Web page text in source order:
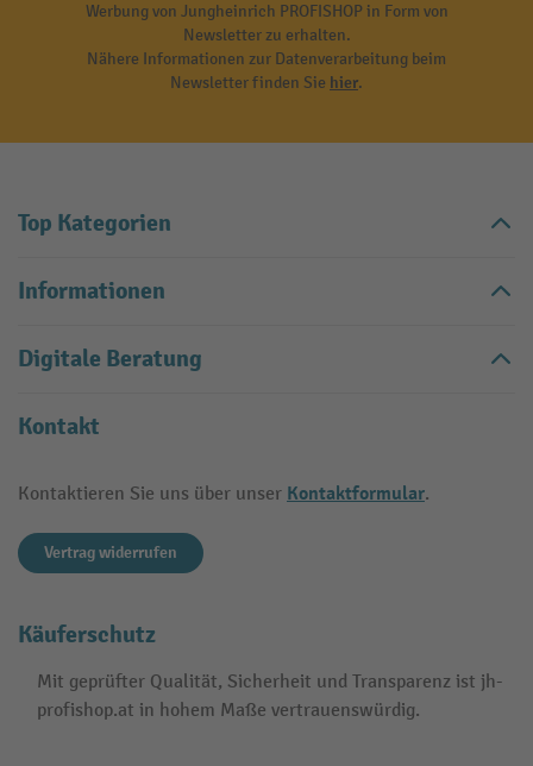
Werbung von Jungheinrich PROFISHOP in Form von
Newsletter zu erhalten.
Nähere Informationen zur Datenverarbeitung beim
Newsletter finden Sie hier.
Top Kategorien
Informationen
Digitale Beratung
Kontakt
Kontaktieren Sie uns über unser Kontaktformular.
Vertrag widerrufen
Käuferschutz
Mit geprüfter Qualität, Sicherheit und Transparenz ist jh-
profishop.at in hohem Maße vertrauenswürdig.